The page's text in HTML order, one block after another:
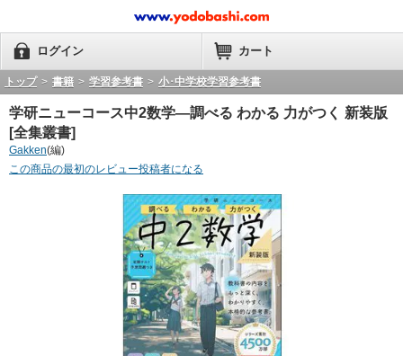
ログイン カート
トップ > 書籍 > 学習参考書 > 小･中学校学習参考書
学研ニューコース中2数学―調べる わかる 力がつく 新装版
[全集叢書]
Gakken(編)
この商品の最初のレビュー投稿者になる